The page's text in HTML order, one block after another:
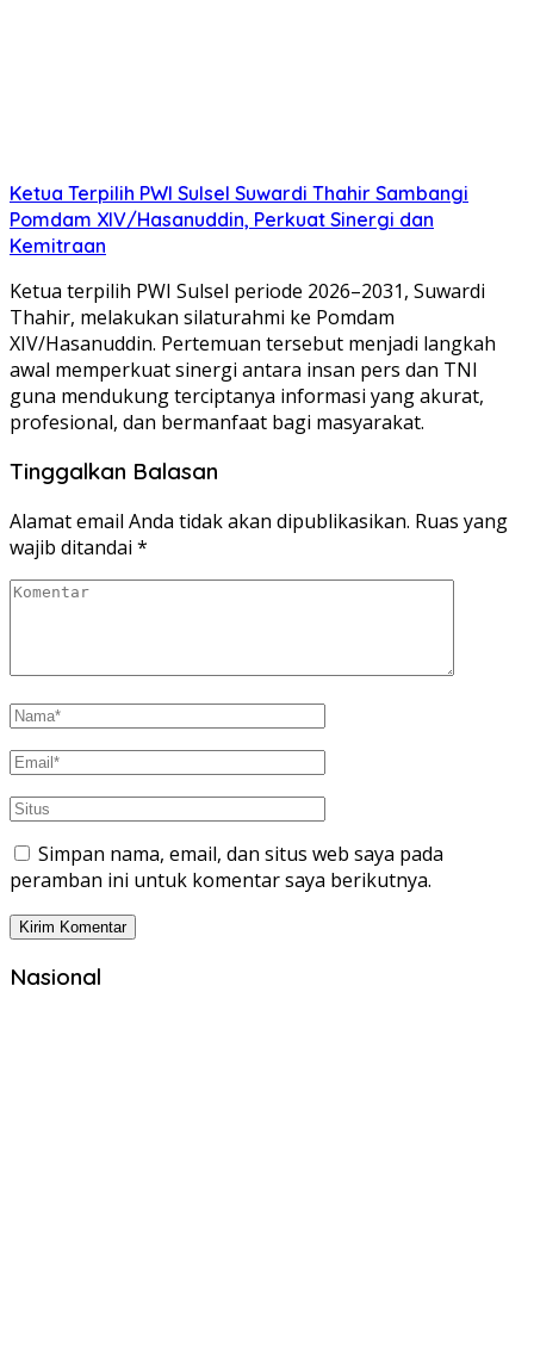
Ketua Terpilih PWI Sulsel Suwardi Thahir Sambangi
Pomdam XIV/Hasanuddin, Perkuat Sinergi dan
Kemitraan
Ketua terpilih PWI Sulsel periode 2026–2031, Suwardi
Thahir, melakukan silaturahmi ke Pomdam
XIV/Hasanuddin. Pertemuan tersebut menjadi langkah
awal memperkuat sinergi antara insan pers dan TNI
guna mendukung terciptanya informasi yang akurat,
profesional, dan bermanfaat bagi masyarakat.
Tinggalkan Balasan
Alamat email Anda tidak akan dipublikasikan. Ruas yang
wajib ditandai *
Simpan nama, email, dan situs web saya pada
peramban ini untuk komentar saya berikutnya.
Nasional